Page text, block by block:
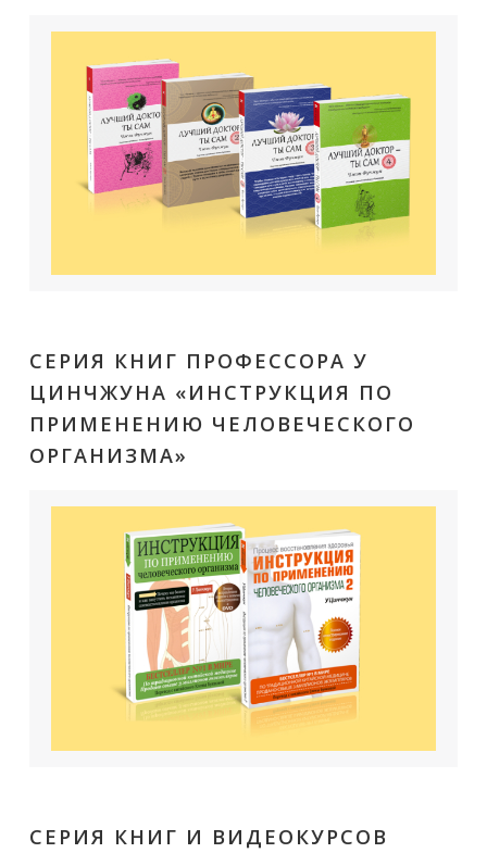
СЕРИЯ КНИГ ПРОФЕССОРА У
ЦИНЧЖУНА «ИНСТРУКЦИЯ ПО
ПРИМЕНЕНИЮ ЧЕЛОВЕЧЕСКОГО
ОРГАНИЗМА»
СЕРИЯ КНИГ И ВИДЕОКУРСОВ